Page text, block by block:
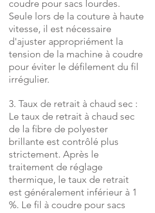
coudre pour sacs lourdes.
Seule lors de la couture à haute
vitesse, il est nécessaire
d'ajuster appropriément la
tension de la machine à coudre
pour éviter le défilement du fil
irrégulier.
3. Taux de retrait à chaud sec :
Le taux de retrait à chaud sec
de la fibre de polyester
brillante est contrôlé plus
strictement. Après le
traitement de réglage
thermique, le taux de retrait
est généralement inférieur à 1
%. Le fil à coudre pour sacs